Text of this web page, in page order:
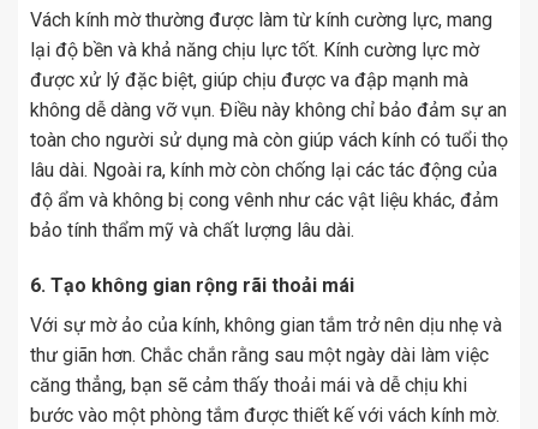
Vách kính mờ thường được làm từ kính cường lực, mang
lại độ bền và khả năng chịu lực tốt. Kính cường lực mờ
được xử lý đặc biệt, giúp chịu được va đập mạnh mà
không dễ dàng vỡ vụn. Điều này không chỉ bảo đảm sự an
toàn cho người sử dụng mà còn giúp vách kính có tuổi thọ
lâu dài. Ngoài ra, kính mờ còn chống lại các tác động của
độ ẩm và không bị cong vênh như các vật liệu khác, đảm
bảo tính thẩm mỹ và chất lượng lâu dài.
6. Tạo không gian rộng rãi thoải mái
Với sự mờ ảo của kính, không gian tắm trở nên dịu nhẹ và
thư giãn hơn. Chắc chắn rằng sau một ngày dài làm việc
căng thẳng, bạn sẽ cảm thấy thoải mái và dễ chịu khi
bước vào một phòng tắm được thiết kế với vách kính mờ.